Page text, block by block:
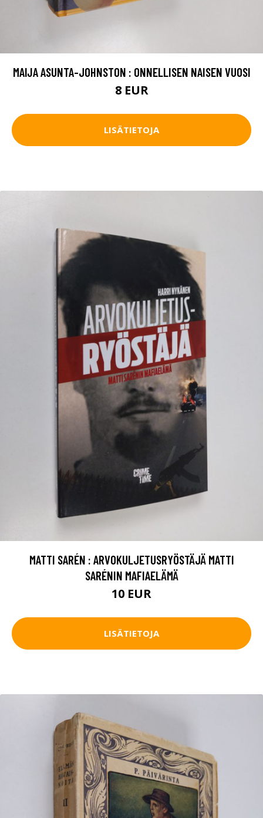
MAIJA ASUNTA-JOHNSTON : ONNELLISEN NAISEN VUOSI
8 EUR
LISÄTIETOJA
MATTI SARÉN : ARVOKULJETUSRYÖSTÄJÄ MATTI
SARÉNIN MAFIAELÄMÄ
10 EUR
LISÄTIETOJA